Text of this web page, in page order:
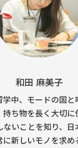
和田 麻美子
学中、モードの国と
持ち物を長く大切に
ないことを知り、日
に新しいモノを求め